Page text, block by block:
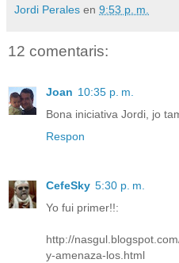
Jordi Perales en 9:53 p. m.
12 comentaris:
Joan 10:35 p. m.
Bona iniciativa Jordi, jo
Respon
CefeSky 5:30 p. m.
Yo fui primer!!:
http://
y-amenaza-los.html